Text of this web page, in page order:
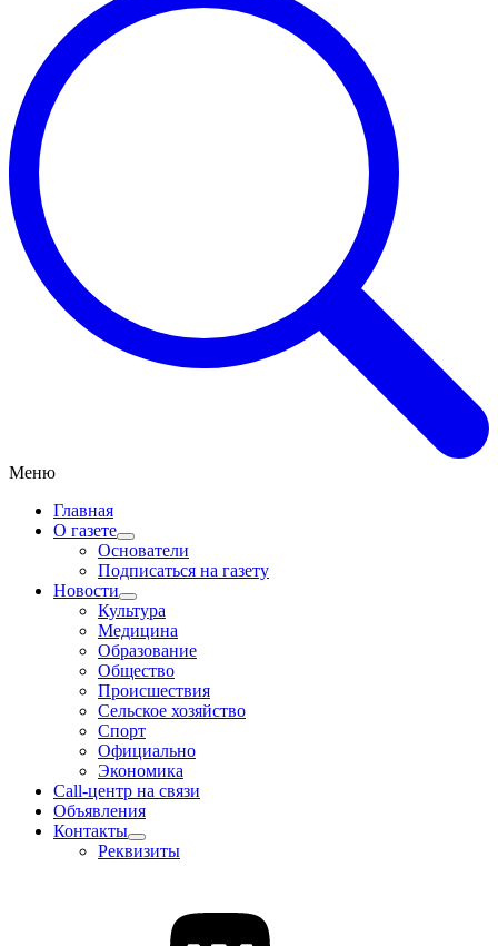
Меню
Главная
О газете
Основатели
Подписаться на газету
Новости
Культура
Медицина
Образование
Общество
Происшествия
Сельское хозяйство
Спорт
Официально
Экономика
Call-центр на связи
Объявления
Контакты
Реквизиты